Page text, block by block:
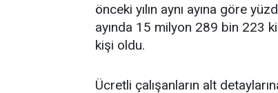
önceki yılın aynı ayına göre
ayında 15 milyon 289 bin 223
kişi oldu.
Ücretli çalışanların alt